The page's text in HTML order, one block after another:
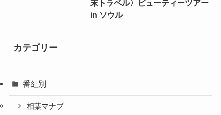
末トラベル〉ビューティーツアー
in ソウル
カテゴリー
番組別
相葉マナブ